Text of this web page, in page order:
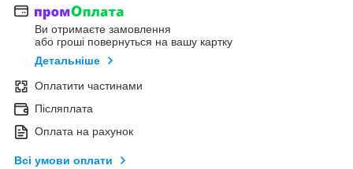
Ви отримаєте замовлення
або гроші повернуться на вашу картку
Детальніше
Оплатити частинами
Післяплата
Оплата на рахунок
Всі умови оплати